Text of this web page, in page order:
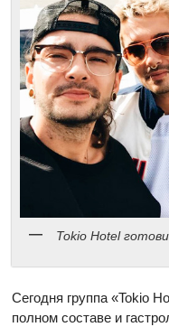
Tokio Hotel
Сегодня группа «Tokio
полном составе и